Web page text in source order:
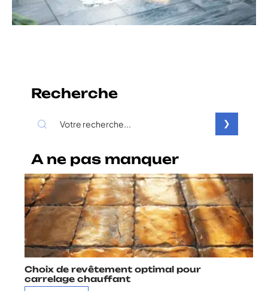
Recherche
A ne pas manquer
Choix de revêtement optimal pour
carrelage chauffant